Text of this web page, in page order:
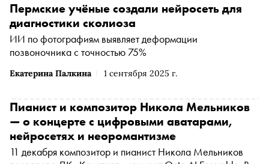
Екатерина Палкина 1 сентября 2025 г.
Пермские учёные создали нейросеть для
диагностики сколиоза
ИИ по фотографиям выявляет деформации
позвоночника с точностью 75%
Пианист и композитор Никола Мельников
— о концерте с цифровыми аватарами,
нейросетях и неоромантизме
11 декабря композитор и пианист Никола Мельников